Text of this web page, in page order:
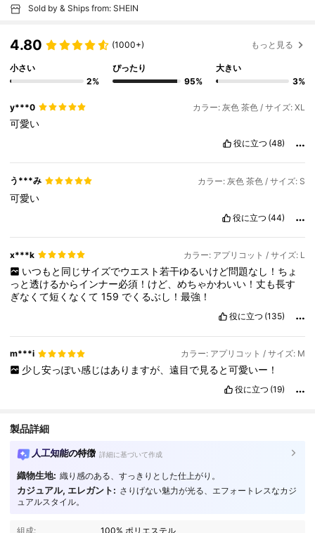
Sold by & Ships from: SHEIN
4.80 (1000+) もっと見る
小さい
2%
ぴったり
95%
大きい
3%
y***0 カラー: 灰色 茶色 / サイズ: XL
可愛い
役に立つ (48)
う***み カラー: 灰色 茶色 / サイズ: S
可愛い
役に立つ (44)
x***k カラー: アプリコット / サイズ: L
いつもと同じサイズでウエスト若干ゆるいけど問題なし！ちょ
っと透けるからインナー必須！けど、めちゃかわいい！丈も長す
ぎなくて短くなくて159 でくるぶし！最強！
役に立つ (135)
m***i カラー: アプリコット / サイズ: M
少し安っぽい感じはありますが、遠目で見ると可愛いー！
役に立つ (19)
製品詳細
人工知能の特徴 詳細に基づいて作成
織物生地: 織り感のある、すっきりとした仕上がり。
カジュアル, エレガント: さりげない魅力が光る、エフォートレスなカジ
ュアルスタイル。
組成: 100% ポリエステル